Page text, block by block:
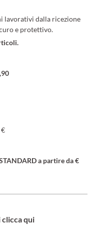
lavorativi dalla ricezione
e protettivo.
a partire da €
qui